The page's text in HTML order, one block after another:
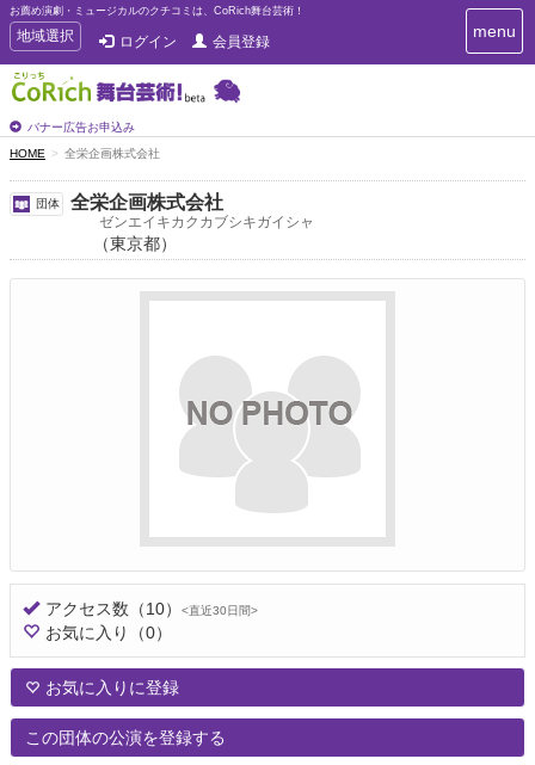
お薦め演劇・ミュージカルのクチコミは、CoRich舞台芸術！
T
o
g
g
e
n
a
v
i
a
t
地域選択 ログイン 会員登録
バナー広告お申込み
T
o
menu
HOME 全栄企画株式会社
団体 全栄企画株式会社
ゼンエイキカクカブシキガイシャ
（東京都）
アクセス数 （10） <直近30日間>
お気に入り （0）
お気に入りに登録
この団体の公演を登録する